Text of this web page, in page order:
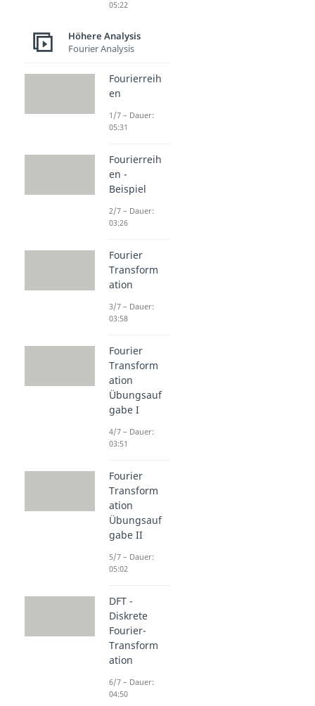
05:22
Höhere Analysis
Fourier Analysis
Fourierreih
en
1/7 – Dauer:
05:31
Fourierreih
en -
Beispiel
2/7 – Dauer:
03:26
Fourier
Transform
ation
3/7 – Dauer:
03:58
Fourier
Transform
ation
Übungsauf
gabe I
4/7 – Dauer:
03:51
Fourier
Transform
ation
Übungsauf
gabe II
5/7 – Dauer:
05:02
DFT -
Diskrete
Fourier-
Transform
ation
6/7 – Dauer:
04:50